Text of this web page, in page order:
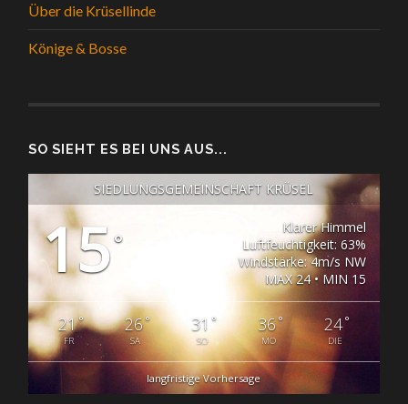
Über die Krüsellinde
Könige & Bosse
SO SIEHT ES BEI UNS AUS...
SIEDLUNGSGEMEINSCHAFT KRÜSEL
15°
Klarer Himmel
Luftfeuchtigkeit: 63%
Windstärke: 4m/s NW
MAX 24 • MIN 15
21°
FR
26°
SA
31 °
SO
36°
MO
24 °
DIE
langfristige Vorhersage